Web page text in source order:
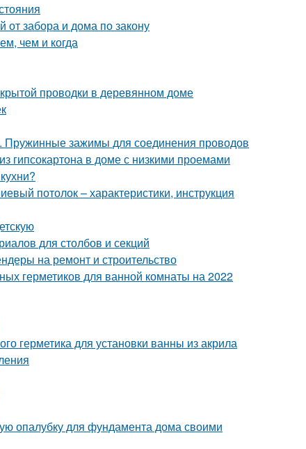
забора и дома по закону
чем и когда
проводки в деревянном доме
Пружинные зажимы для соединения проводов
гипсокартона в доме с низкими проемами
потолок – характеристики, инструкция
для столбов и секций
на ремонт и строительство
герметиков для ванной комнаты на 2022
герметика для установки ванны из акрила
опалубку для фундамента дома своими